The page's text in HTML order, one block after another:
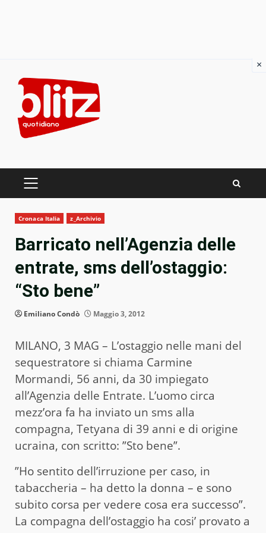
content
PRIMARY
Cronaca Italia z_Archivio
Barricato nell’Agenzia delle
entrate, sms dell’ostaggio:
“Sto bene”
Emiliano Condò Maggio 3, 2012
MILANO, 3 MAG – L’ostaggio nelle mani del
sequestratore si chiama Carmine
Mormandi, 56 anni, da 30 impiegato
all’Agenzia delle Entrate. L’uomo circa
mezz’ora fa ha inviato un sms alla
compagna, Tetyana di 39 anni e di origine
ucraina, con scritto: ”Sto bene”.
”Ho sentito dell’irruzione per caso, in
tabaccheria – ha detto la donna – e sono
subito corsa per vedere cosa era successo”.
La compagna dell’ostaggio ha cosi’ provato a
×